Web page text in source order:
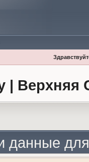
| Верхняя
данные